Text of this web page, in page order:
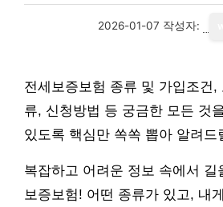
2026-01-07 작성자:
전세보증보험 종류 및 가입조건,
류, 신청방법 등 궁금한 모든 것
있도록 핵심만 쏙쏙 뽑아 알려드
복잡하고 어려운 정보 속에서 길
보증보험! 어떤 종류가 있고, 내